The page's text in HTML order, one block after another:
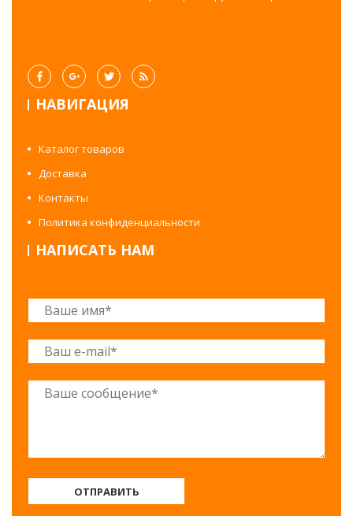
НАВИГАЦИЯ
Каталог товаров
Доставка
Контакты
Политика конфиденциальности
НАПИСАТЬ НАМ
ОТПРАВИТЬ